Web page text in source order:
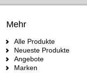
Mehr
Alle Produkte
Neueste Produkte
Angebote
Marken